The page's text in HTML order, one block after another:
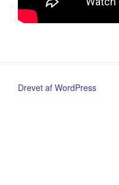
Drevet af WordPress